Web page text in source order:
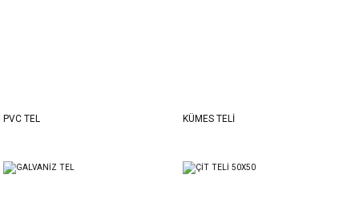
PVC TEL KÜMES TELİ